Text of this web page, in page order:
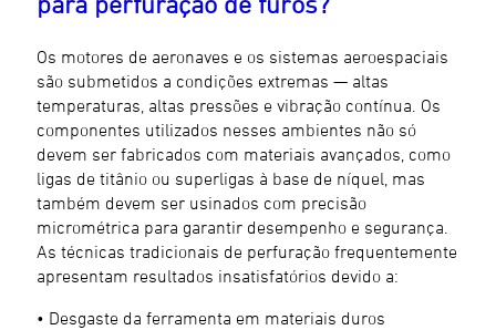
Os motores de aeronaves e os sistemas aeroespaciais
são submetidos a condições extremas — altas
temperaturas, altas pressões e vibração contínua. Os
componentes utilizados nesses ambientes não só
devem ser fabricados com materiais avançados, como
ligas de titânio ou superligas à base de níquel, mas
também devem ser usinados com precisão
micrométrica para garantir desempenho e segurança.
As técnicas tradicionais de perfuração frequentemente
apresentam resultados insatisfatórios devido a:
• Desgaste da ferramenta em materiais duros